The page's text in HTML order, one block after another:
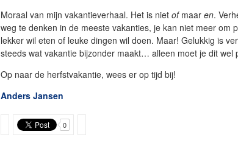
Moraal van mijn vakantieverhaal. Het is nietofmaaren.
weg te denken in de meeste vakanties, je kan niet meer om
lekker wil eten of leuke dingen wil doen. Maar! Gelukkig is
steeds wat vakantie bijzonder maakt… alleen moet je dit wel
Op naar de herfstvakantie, wees er op tijd bij!
Anders Jansen
0